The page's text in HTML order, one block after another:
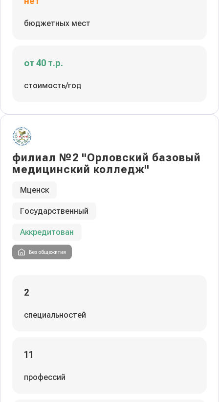
бюджетных мест
от 40 т.р.
стоимость/год
филиал №2 "Орловский базовый
медицинский колледж"
Мценск
Государственный
Аккредитован
Без общежития
2
специальностей
11
профессий